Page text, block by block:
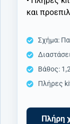
και
Σχήμα:
Βάθος:
Πλήρες
Πλήρη